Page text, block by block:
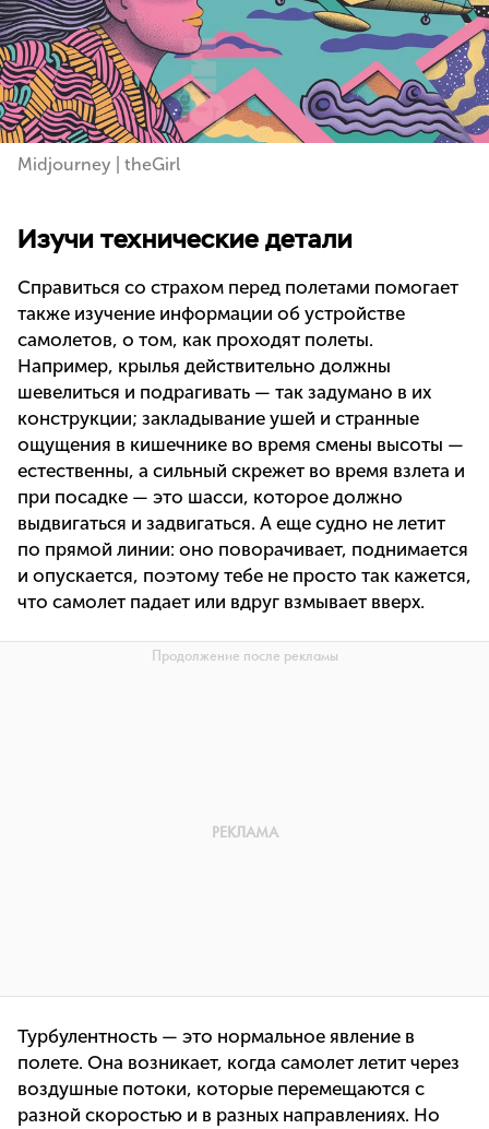
Midjourney | theGirl
Изучи технические детали
Справиться со страхом перед полетами помогает
также изучение информации об устройстве
самолетов, о том, как проходят полеты.
Например, крылья действительно должны
шевелиться и подрагивать — так задумано в их
конструкции; закладывание ушей и странные
ощущения в кишечнике во время смены высоты —
естественны, а сильный скрежет во время взлета и
при посадке — это шасси, которое должно
выдвигаться и задвигаться. А еще судно не летит
по прямой линии: оно поворачивает, поднимается
и опускается, поэтому тебе не просто так кажется,
что самолет падает или вдруг взмывает вверх.
Турбулентность — это нормальное явление в
полете. Она возникает, когда самолет летит через
воздушные потоки, которые перемещаются с
разной скоростью и в разных направлениях. Но